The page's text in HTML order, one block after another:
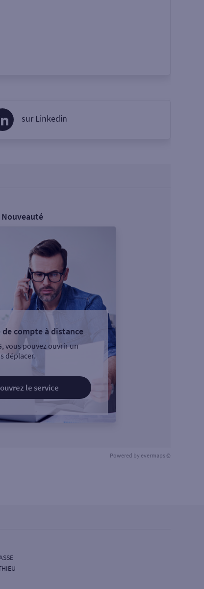
sur Linkedin
Nouveauté
compte à distance
vous pouvez ouvrir un
déplacer.
le service
Powered by evermaps ©